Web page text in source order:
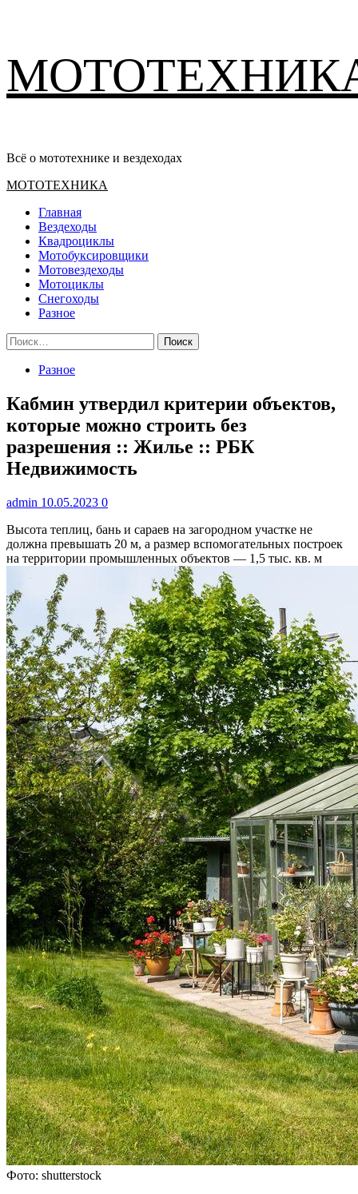
содержимому
Всё о мототехнике и вездеходах
Основное
МОТОТЕХНИКА
Главная
Вездеходы
Квадроциклы
Мотобуксировщики
Мотовездеходы
Мотоциклы
Снегоходы
Разное
Найти:
Разное
Кабмин утвердил критерии объектов,
которые можно строить без
разрешения :: Жилье :: РБК
Недвижимость
admin 10.05.2023 0
Высота теплиц, бань и сараев на загородном участке не
должна превышать 20 м, а размер вспомогательных построек
на территории промышленных объектов — 1,5 тыс. кв. м
Фото: shutterstock